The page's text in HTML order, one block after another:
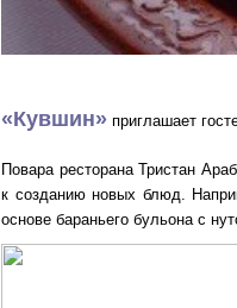
«Кувшин» приглашает
Повара ресторана Тристан
к созданию новых блюд.
основе бараньего бульона с